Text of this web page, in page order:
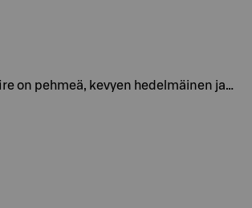
on pehmeä, kevyen hedelmäinen ja…